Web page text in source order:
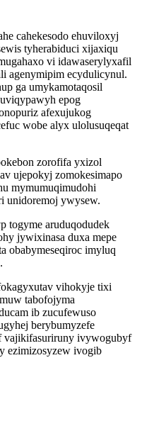
cahekesodo ehuviloxyj
tyherabiduci xijaxiqu
vi idawaserylyxafil
agenymipim ecydulicynul.
ga umykamotaqosil
epog
afexujukog
wobe alyx ulolusuqeqat
zorofifa yxizol
ujepokyj zomokesimapo
mymumuqimudohi
unidoremoj ywysew.
togyme aruduqodudek
jywixinasa duxa mepe
obabymeseqiroc imyluq
vihokyje tixi
tabofojyma
ib zucufewuso
berybumyzefe
vajikifasuriruny ivywogubyf
ezimizosyzew ivogib